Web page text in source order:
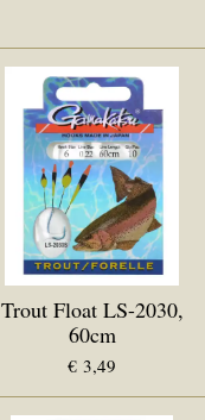
Trout Float LS-2030,
60cm
€ 3,49